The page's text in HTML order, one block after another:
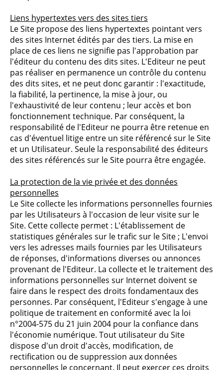
Liens hypertextes vers des sites tiers
Le Site propose des liens hypertextes pointant vers
des sites Internet édités par des tiers. La mise en
place de ces liens ne signifie pas l'approbation par
l'éditeur du contenu des dits sites. L'Editeur ne peut
pas réaliser en permanence un contrôle du contenu
des dits sites, et ne peut donc garantir : l'exactitude,
la fiabilité, la pertinence, la mise à jour, ou
l'exhaustivité de leur contenu ; leur accès et bon
fonctionnement technique. Par conséquent, la
responsabilité de l'Editeur ne pourra être retenue en
cas d'éventuel litige entre un site référencé sur le Site
et un Utilisateur. Seule la responsabilité des éditeurs
des sites référencés sur le Site pourra être engagée.
La protection de la vie privée et des données
personnelles
Le Site collecte les informations personnelles fournies
par les Utilisateurs à l'occasion de leur visite sur le
Site. Cette collecte permet : L'établissement de
statistiques générales sur le trafic sur le Site ; L'envoi
vers les adresses mails fournies par les Utilisateurs
de réponses, d'informations diverses ou annonces
provenant de l'Editeur. La collecte et le traitement des
informations personnelles sur Internet doivent se
faire dans le respect des droits fondamentaux des
personnes. Par conséquent, l'Editeur s'engage à une
politique de traitement en conformité avec la loi
n°2004-575 du 21 juin 2004 pour la confiance dans
l'économie numérique. Tout utilisateur du Site
dispose d'un droit d'accès, modification, de
rectification ou de suppression aux données
personnelles le concernant. Il peut exercer ces droits